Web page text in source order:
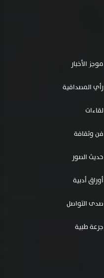
موجز الأخبار
رأي المصداقية
لقاءات
فن وثقافة
حديث الصور
أوراق أدبية
صدى التواصل
جرعة طبية